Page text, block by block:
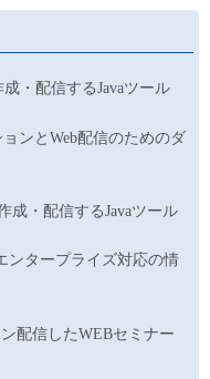
・配信するJavaツール
ンとWeb配信のためのダ
成・配信するJavaツール
ンタープライズ対応の情
配信したWEBセミナー